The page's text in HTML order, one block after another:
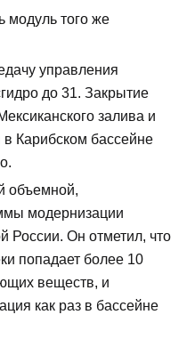
модуль того же
управления
до 31. Закрытие
залива и
Карибском бассейне
объемной,
модернизации
России. Он отметил, что
попадает более 10
веществ, и
как раз в бассейне